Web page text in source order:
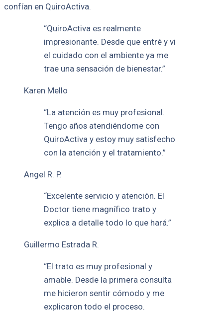
confían en QuiroActiva.
“QuiroActiva es realmente
impresionante. Desde que entré y vi
el cuidado con el ambiente ya me
trae una sensación de bienestar.”
Karen Mello
“La atención es muy profesional.
Tengo años atendiéndome con
QuiroActiva y estoy muy satisfecho
con la atención y el tratamiento.”
Angel R. P.
“Excelente servicio y atención. El
Doctor tiene magnífico trato y
explica a detalle todo lo que hará.”
Guillermo Estrada R.
“El trato es muy profesional y
amable. Desde la primera consulta
me hicieron sentir cómodo y me
explicaron todo el proceso.